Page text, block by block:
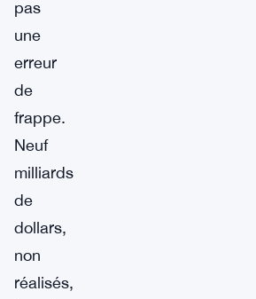
pas
une
erreur
de
frappe.
Neuf
milliards
de
dollars,
non
réalisés,